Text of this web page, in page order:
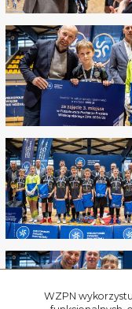
WZPN